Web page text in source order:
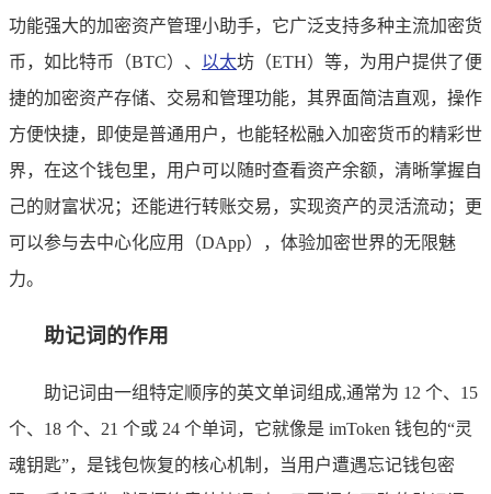
功能强大的加密资产管理小助手，它广泛支持多种主流加密货
币，如比特币（BTC）、 以太坊（ETH）等，为用户提供了便
捷的加密资产存储、交易和管理功能，其界面简洁直观，操作
方便快捷，即使是普通用户，也能轻松融入加密货币的精彩世
界，在这个钱包里，用户可以随时查看资产余额，清晰掌握自
己的财富状况；还能进行转账交易，实现资产的灵活流动；更
可以参与去中心化应用（DApp），体验加密世界的无限魅
力。
助记词的作用
助记词由一组特定顺序的英文单词组成,通常为 12 个、15
个、18 个、21 个或 24 个单词，它就像是 imToken 钱包的“灵
魂钥匙”，是钱包恢复的核心机制，当用户遭遇忘记钱包密